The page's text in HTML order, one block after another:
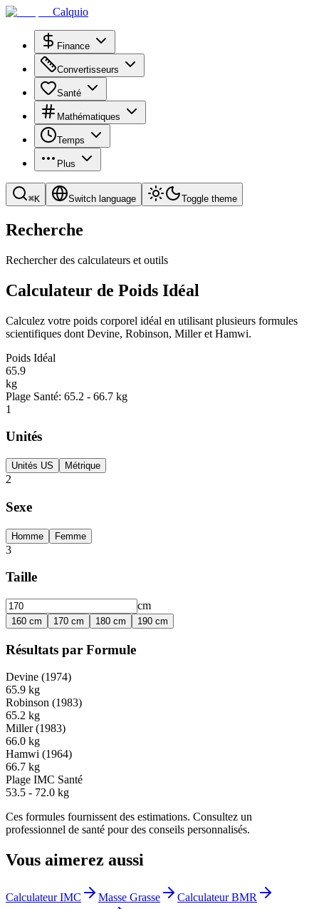
Calquio
Finance
Convertisseurs
Santé
Mathématiques
Temps
Plus
⌘K Switch language Toggle theme
Recherche
Rechercher des calculateurs et outils
Calculateur de Poids Idéal
Calculez votre poids corporel idéal en utilisant plusieurs formules
scientifiques dont Devine, Robinson, Miller et Hamwi.
Poids Idéal
65.9
kg
Plage Santé: 65.2 - 66.7 kg
1
Unités
Unités US Métrique
2
Sexe
Homme Femme
3
Taille
cm
160 cm 170 cm 180 cm 190 cm
Résultats par Formule
Devine (1974)
65.9 kg
Robinson (1983)
65.2 kg
Miller(1983)
66.0 kg
Hamwi (1964)
66.7 kg
Plage IMC Santé
53.5 - 72.0 kg
Ces formules fournissent des estimations. Consultez un
professionnel de santé pour des conseils personnalisés.
Vous aimerez aussi
Calculateur IMC Masse Grasse
Calculateur BMR